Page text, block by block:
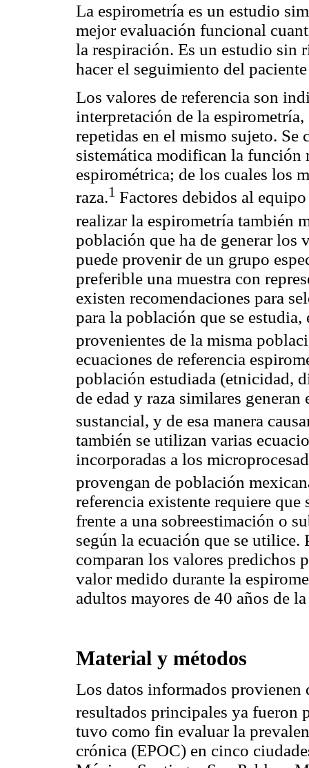
La espirometría es un estudio
mejor evaluación funcional
la respiración. Es un estudio sin
hacer el seguimiento del
Los valores de referencia son
interpretación de la espirometría,
repetidas en el mismo sujeto. Se
sistemática modifican la función
espirométrica; de los cuales los
raza.1 Factores debidos al
realizar la espirometría también
población que ha de generar los
puede provenir de un grupo
preferible una muestra con
existen recomendaciones para
para la población que se estudia,
provenientes de la misma
ecuaciones de referencia
población estudiada (etnicidad,
de edad y raza similares
sustancial, y de esa manera
también se utilizan varias
incorporadas a los
provengan de población
referencia existente requiere que
frente a una sobreestimación o
según la ecuación que se utilice.
comparan los valores predichos
valor medido durante la
adultos mayores de 40 años de
Material y métodos
Los datos informados
resultados principales ya fueron
tuvo como fin evaluar la
crónica (EPOC) en cinco